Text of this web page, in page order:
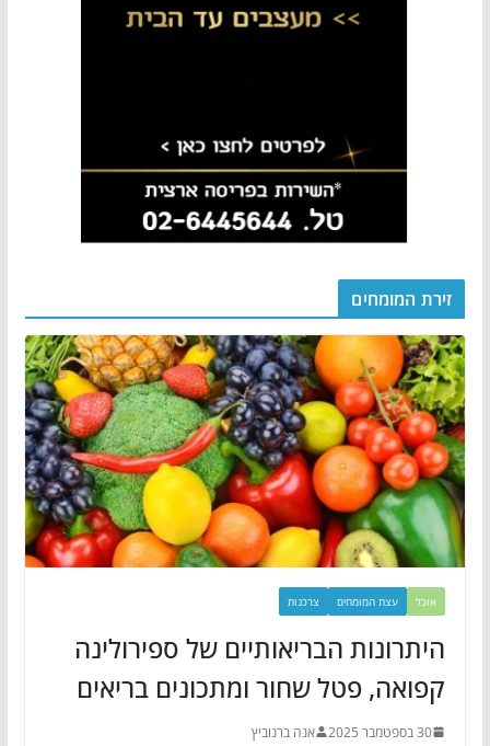
זירת המומחים
אוכל עצת המומחים צרכנות
היתרונות הבריאותיים של ספירולינה
קפואה, פטל שחור ומתכונים בריאים
30 בספטמבר 2025 אנה ברנוביץ